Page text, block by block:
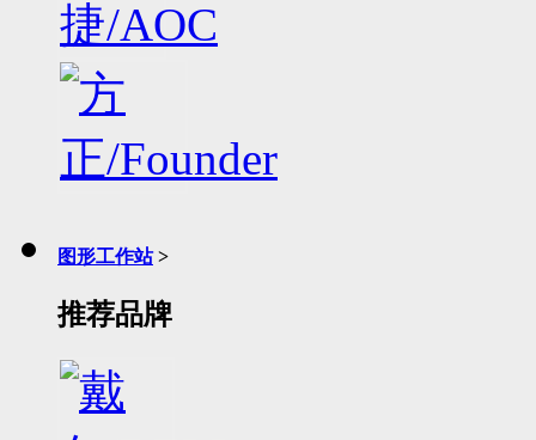
图形工作站 >
推荐品牌